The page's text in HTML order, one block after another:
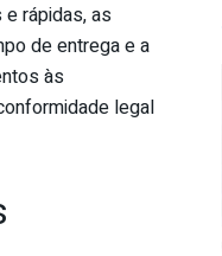
rápidas, as
de entrega e a
às
legal